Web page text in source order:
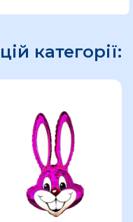
категорії: